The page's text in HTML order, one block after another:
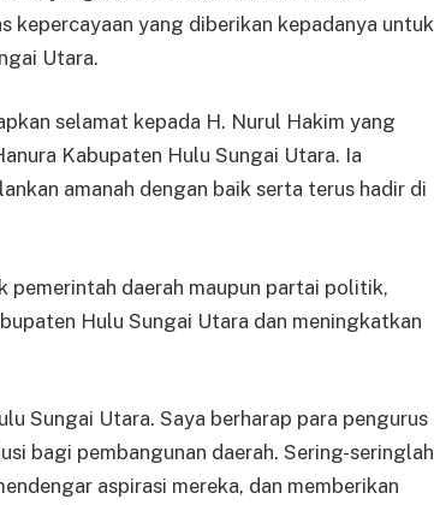
kepercayaan yang diberikan kepadanya untuk
Utara.
selamat kepada H. Nurul Hakim yang
Kabupaten Hulu Sungai Utara. Ia
amanah dengan baik serta terus hadir di
pemerintah daerah maupun partai politik,
Hulu Sungai Utara dan meningkatkan
Sungai Utara. Saya berharap para pengurus
bagi pembangunan daerah. Sering-seringlah
aspirasi mereka, dan memberikan